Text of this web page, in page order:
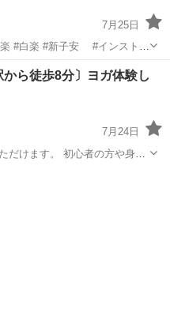
7月25日
#反町駅 #六角橋 #神大
シング #ムエタイ #MMA #レスリング...
ガ
から徒歩8分〕ヨガ体験し
7月24日
だけます。 初心者の方や身体